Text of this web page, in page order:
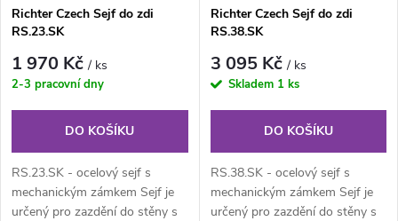
Richter Czech Sejf do zdi
RS.23.SK
1 970 Kč/ ks
2-3 pracovní dny
DO KOŠÍKU
RS.23.SK - ocelový sejf s
mechanickým zámkem Sejf je
určený pro zazdění do stěny s
Richter Czech Sejf do zdi
RS.38.SK
3 095 Kč/ ks
Skladem 1 ks
DO KOŠÍKU
RS.38.SK - ocelový sejf s
mechanickým zámkem Sejf je
určený pro zazdění do stěny s